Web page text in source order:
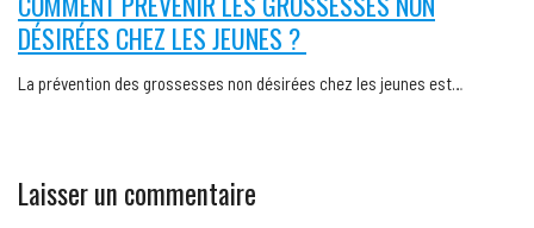
DÉSIRÉES CHEZ LES JEUNES ?
La prévention des grossesses non désirées chez les jeunes est…
Laisser un commentaire